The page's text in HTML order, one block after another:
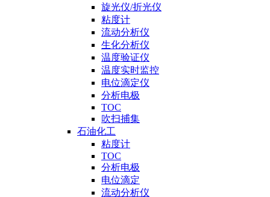
旋光仪/折光仪
粘度计
流动分析仪
生化分析仪
温度验证仪
温度实时监控
电位滴定仪
分析电极
TOC
吹扫捕集
石油化工
粘度计
TOC
分析电极
电位滴定
流动分析仪